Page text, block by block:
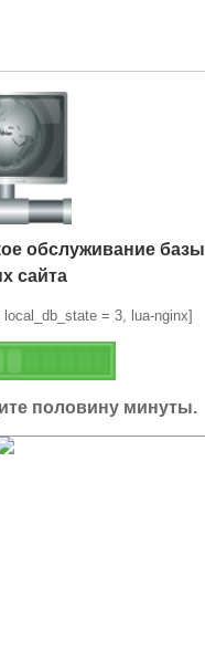
обслуживание базы
сайта
= 3, lua-nginx]
половину минуты.